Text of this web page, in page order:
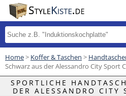
Home> Koffer & Taschen >
Schwarz aus der Alessandro City Sport
SPORTLICHE
DER ALESSANDRO CITY